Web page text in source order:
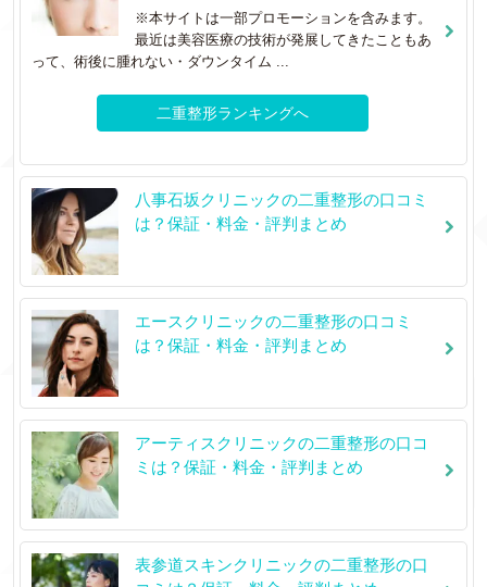
※本サイトは一部プロモーションを含みます。
最近は美容医療の技術が発展してきたこともあ
って、術後に腫れない・ダウンタイム ...
二重整形ランキングへ
八事石坂クリニックの二重整形の口コミ
は？保証・料金・評判まとめ
エースクリニックの二重整形の口コミ
は？保証・料金・評判まとめ
アーティスクリニックの二重整形の口コ
ミは？保証・料金・評判まとめ
表参道スキンクリニックの二重整形の口